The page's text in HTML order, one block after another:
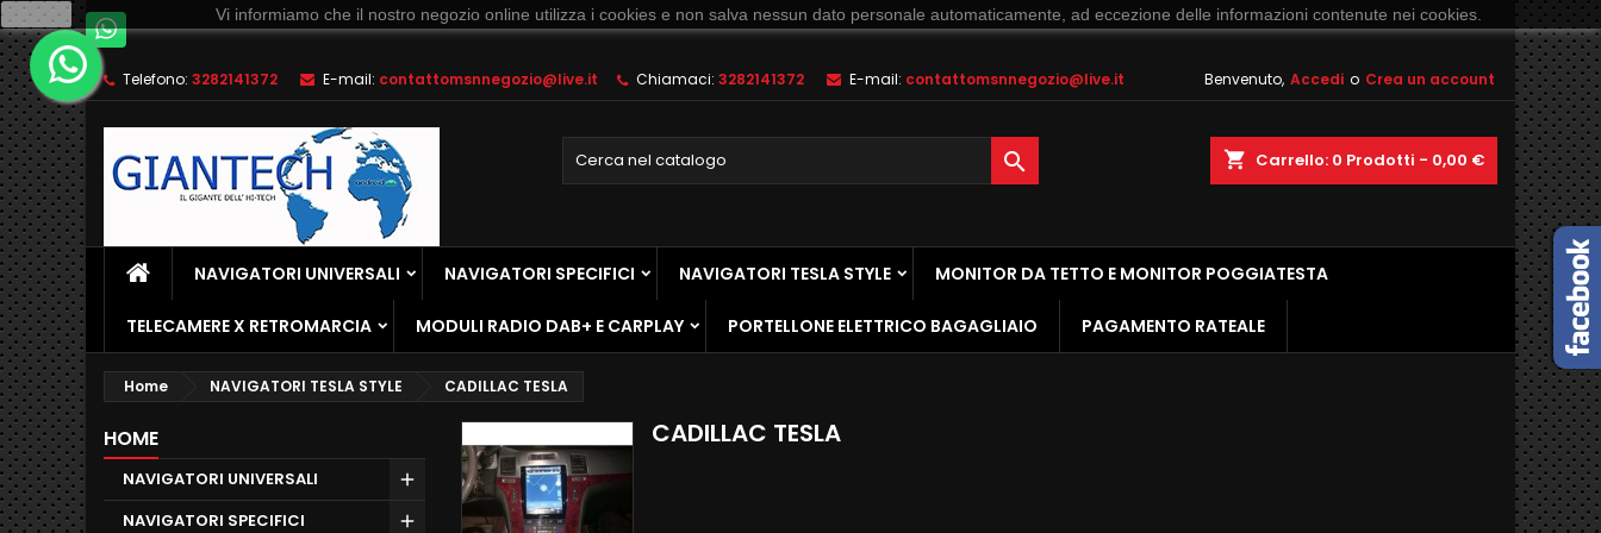
Telefono: 3282141372 E-mail: contattomsnnegozio@live.it Chiamaci: 3282141372 E-mail: contattomsnnegozio@live.it Benvenuto, Accedi o Crea un account
shopping_cart Carrello: 0 Prodotti - 0,00 €

NAVIGATORI UNIVERSALI NAVIGATORI SPECIFICI NAVIGATORI TESLA STYLE MONITOR DA TETTO E MONITOR POGGIATESTA
TELECAMERE X RETROMARCIA MODULI RADIO DAB+ E CARPLAY PORTELLONE ELETTRICO BAGAGLIAIO PAGAMENTO RATEALE
Home NAVIGATORI TESLA STYLE CADILLAC TESLA
HOME
NAVIGATORI UNIVERSALI
NAVIGATORI SPECIFICI
CADILLAC TESLA
Ok Vi informiamo che il nostro negozio online utilizza i cookies e non salva nessun dato personale automaticamente, ad eccezione delle informazioni contenute nei cookies.